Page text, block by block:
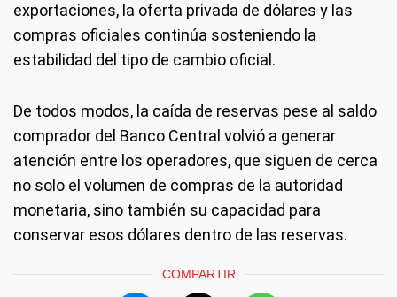
exportaciones, la oferta privada de dólares y las
compras oficiales continúa sosteniendo la
estabilidad del tipo de cambio oficial.
De todos modos, la caída de reservas pese al saldo
comprador del Banco Central volvió a generar
atención entre los operadores, que siguen de cerca
no solo el volumen de compras de la autoridad
monetaria, sino también su capacidad para
conservar esos dólares dentro de las reservas.
COMPARTIR